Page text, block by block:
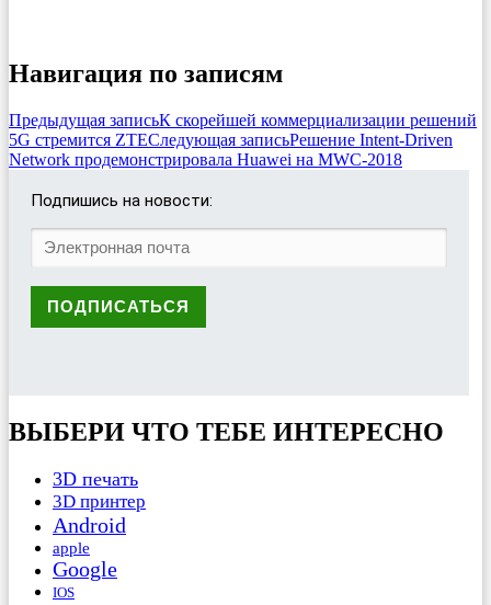
Навигация по записям
Предыдущая записьК скорейшей коммерциализации решений
5G стремится ZTEСледующая записьРешение Intent-Driven
Network продемонстрировала Huawei на MWC-2018
Подпишись на новости:
ВЫБЕРИ ЧТО ТЕБЕ ИНТЕРЕСНО
3D печать
3D принтер
Android
apple
Google
IOS